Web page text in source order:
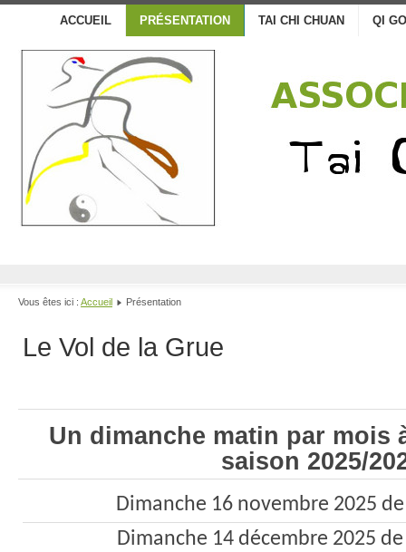
ACCUEIL PRÉSENTATION TAI CHI CHUAN QI
Vous êtes ici : Accueil Présentation
Le Vol de la Grue
Un dimanche matin par mois
saison 2025/
Dimanche 16 novembre 2025
Dimanche 14 décembre 2025